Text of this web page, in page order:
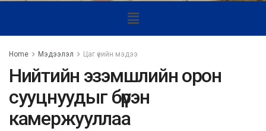
Home Мэдээлэл Цаг үеийн мэдээ
Нийтийн эзэмшлийн орон
сууцнуудыг бүрэн
камержууллаа